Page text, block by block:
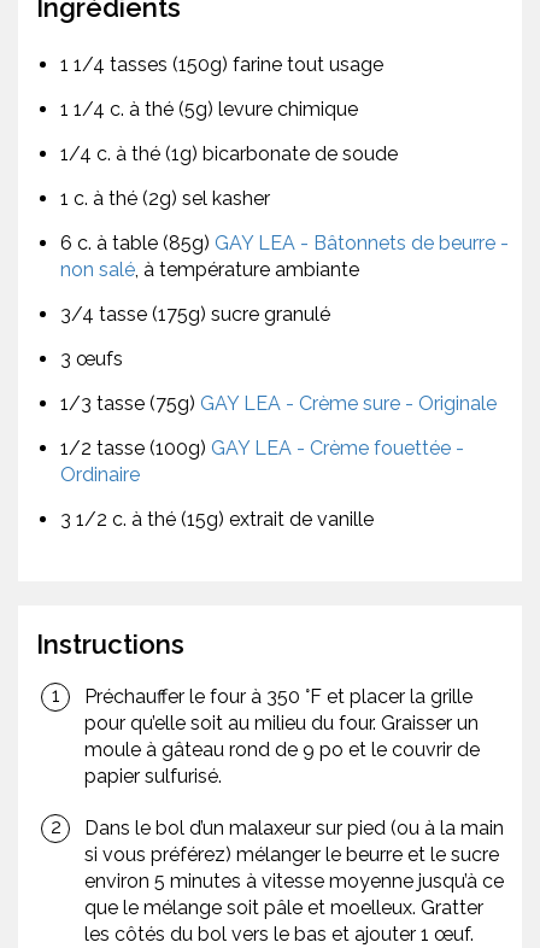
Ingrédients
1 1/4 tasses (150g) farine tout usage
1 1/4 c. à thé (5g) levure chimique
1/4 c. à thé (1g) bicarbonate de soude
1 c. à thé (2g) sel kasher
6 c. à table (85g) GAY LEA - Bâtonnets de beurre -
non salé, à température ambiante
3/4 tasse (175g) sucre granulé
3 œufs
1/3 tasse (75g) GAY LEA - Crème sure - Originale
1/2 tasse (100g) GAY LEA - Crème fouettée -
Ordinaire
3 1/2 c. à thé (15g) extrait de vanille
Instructions
Préchauffer le four à 350 °F et placer la grille
pour qu’elle soit au milieu du four. Graisser un
moule à gâteau rond de 9 po et le couvrir de
papier sulfurisé.
Dans le bol d’un malaxeur sur pied (ou à la main
si vous préférez) mélanger le beurre et le sucre
environ 5 minutes à vitesse moyenne jusqu’à ce
que le mélange soit pâle et moelleux. Gratter
les côtés du bol vers le bas et ajouter 1 œuf.